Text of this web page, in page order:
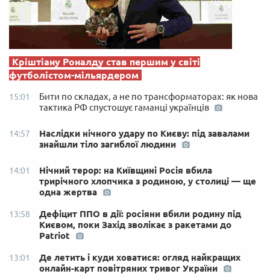
Кріштіану Роналду став першим у світі
футболістом-мільярдером
15:01
Бити по складах, а не по трансформаторах: як нова
тактика РФ спустошує гаманці українців
14:57
Наслідки нічного удару по Києву: під завалами
знайшли тіло загиблої людини
14:01
Нічний терор: на Київщині Росія вбила
трирічного хлопчика з родиною, у столиці — ще
одна жертва
13:58
Дефіцит ППО в дії: росіяни вбили родину під
Києвом, поки Захід зволікає з ракетами до
Patriot
13:01
Де летить і куди ховатися: огляд найкращих
онлайн-карт повітряних тривог України